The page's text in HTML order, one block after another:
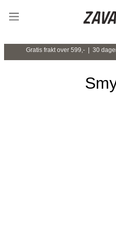
Gratis frakt over 599,- | 30